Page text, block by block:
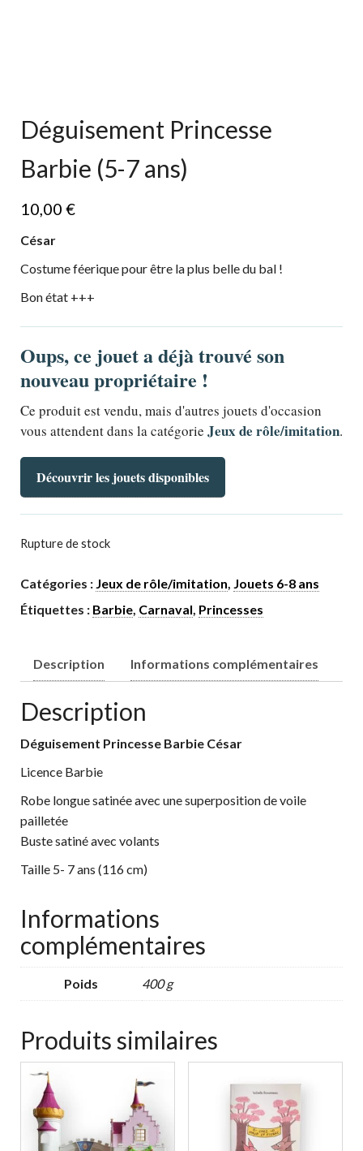
Déguisement Princesse
Barbie (5-7 ans)
10,00 €
César
Costume féerique pour être la plus belle du bal !
Bon état +++
Oups, ce jouet a déjà trouvé son
nouveau propriétaire !
Ce produit est vendu, mais d'autres jouets d'occasion
vous attendent dans la catégorie Jeux de rôle/imitation.
Découvrir les jouets disponibles
Rupture de stock
Catégories : Jeux de rôle/imitation Jouets 6-8 ans
Étiquettes : Barbie Carnaval Princesses
Description Informations complémentaires
Description
Déguisement Princesse Barbie César
Licence Barbie
Robe longue satinée avec une superposition de voile
pailletée
Buste satiné avec volants
Taille 5- 7 ans (116 cm)
Informations
complémentaires
Poids 400 g
Produits similaires